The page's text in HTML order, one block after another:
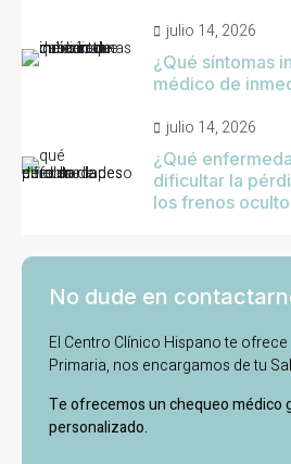
julio 14, 2026
¿Qué síntomas
médico de
julio 14, 2026
¿Qué
dificultar la
los frenos
No dude en
El Centro Clínico Hispano te
Primaria, nos encargamos de tu
Te ofrecemos un chequeo médico
personalizado.